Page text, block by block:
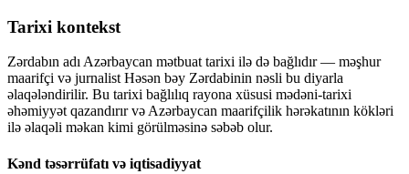
Tarixi kontekst
Zərdabın adı Azərbaycan mətbuat tarixi ilə də bağlıdır — məşhur
maarifçi və jurnalist Həsən bəy Zərdabinin nəsli bu diyarla
əlaqələndirilir. Bu tarixi bağlılıq rayona xüsusi mədəni-tarixi
əhəmiyyət qazandırır və Azərbaycan maarifçilik hərəkatının kökləri
ilə əlaqəli məkan kimi görülməsinə səbəb olur.
Kənd təsərrüfatı və iqtisadiyyat